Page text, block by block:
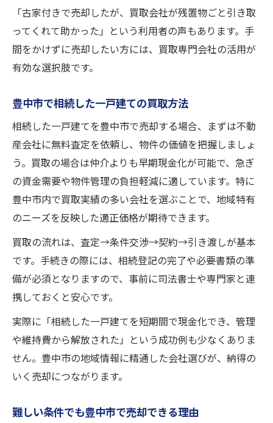
「古家付きで売却したが、買取会社が残置物ごと引き取
ってくれて助かった」という利用者の声もあります。手
間をかけずに売却したい方には、買取専門会社の活用が
有効な選択肢です。
豊中市で相続した一戸建ての買取方法
相続した一戸建てを豊中市で売却する場合、まずは不動
産会社に無料査定を依頼し、物件の価値を把握しましょ
う。買取の場合は仲介よりも早期現金化が可能で、急ぎ
の資金需要や物件管理の負担軽減に適しています。特に
豊中市内で買取実績の多い会社を選ぶことで、地域特有
のニーズを反映した適正価格が期待できます。
買取の流れは、査定→条件交渉→契約→引き渡しが基本
です。手続きの際には、相続登記の完了や必要書類の準
備が必須となりますので、事前に司法書士や専門家と連
携しておくと安心です。
実際に「相続した一戸建てを短期間で現金化でき、管理
や維持費から解放された」という成功例も少なくありま
せん。豊中市の地域情報に精通した会社選びが、納得の
いく売却につながります。
難しい条件でも豊中市で売却できる理由